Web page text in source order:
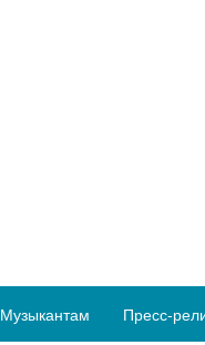
Музыкантам Пресс-